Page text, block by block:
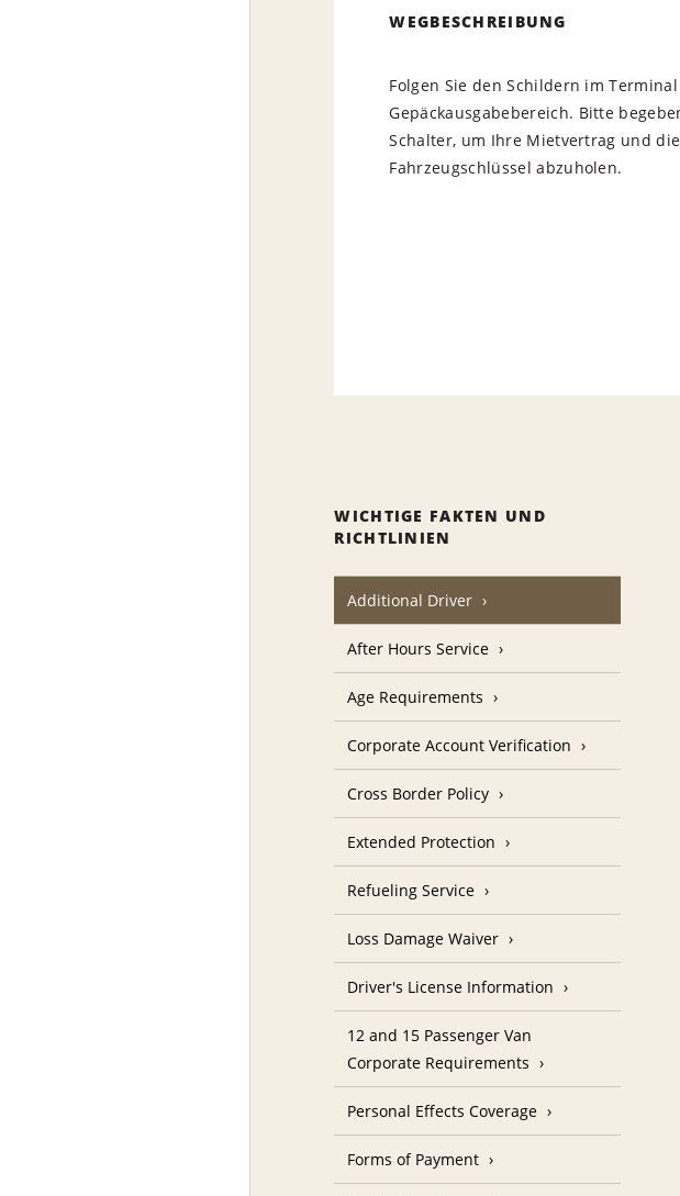
WEGBESCHREIBUNG
Folgen Sie den Schildern im
Gepäckausgabebereich. Bitte
Schalter, um Ihre Mietvertrag und die
Fahrzeugschlüssel abzuholen.
WICHTIGE FAKTEN UND
RICHTLINIEN
Additional Driver
After Hours Service
Age Requirements
Corporate Account Verification
Cross Border Policy
Extended Protection
Refueling Service
Loss Damage Waiver
Driver's License Information
12 and 15 Passenger Van
Corporate Requirements
Personal Effects Coverage
Forms of Payment